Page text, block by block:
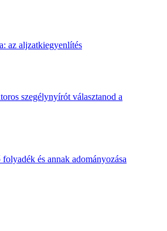
az aljzatkiegyenlítés
szegélynyírót választanod a
és annak adományozása